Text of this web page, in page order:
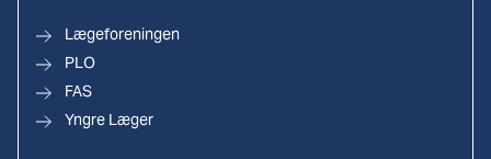
Lægeforeningen
PLO
FAS
Yngre Læger